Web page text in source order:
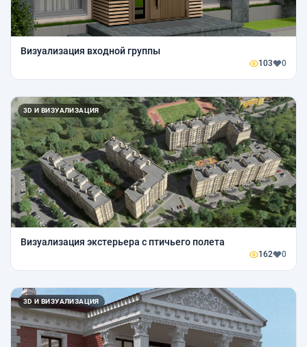
Визуализация входной группы
103 0
3D И ВИЗУАЛИЗАЦИЯ
Визуализация экстерьера с птичьего полета
162 0
3D И ВИЗУАЛИЗАЦИЯ